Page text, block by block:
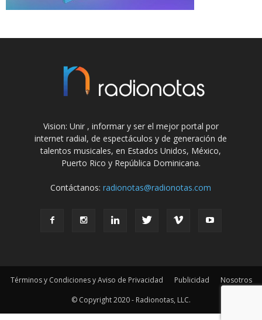
Vision: Unir , informar y ser el mejor portal por
internet radial, de espectáculos y de generación de
talentos musicales, en Estados Unidos, México,
Puerto Rico y República Dominicana.
Contáctanos:radionotas@radionotas.com
Términos y Condiciones y Aviso de Privacidad Publicidad
Nosotros
© Copyright 2020 - Radionotas, LLC.